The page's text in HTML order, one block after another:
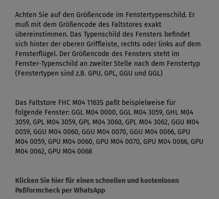
Achten Sie auf den Größencode im Fenstertypenschild. Er
muß mit dem Größencode des Faltstores exakt
übereinstimmen. Das Typenschild des Fensters befindet
sich hinter der oberen Griffleiste, rechts oder links auf dem
Fensterflügel. Der Größencode des Fensters steht im
Fenster-Typenschild an zweiter Stelle nach dem Fenstertyp
(Fenstertypen sind z.B. GPU, GPL, GGU und GGL)
Das Faltstore FHC M04 1163S paßt beispielweise für
folgende Fenster: GGL M04 0000, GGL M04 3059, GHL M04
3059, GPL M04 3059, GPL M04 3060, GPL M04 3062, GGU M04
0059, GGU M04 0060, GGU M04 0070, GGU M04 0066, GPU
M04 0059, GPU M04 0060, GPU M04 0070, GPU M04 0066, GPU
M04 0062, GPU M04 0068
Klicken Sie hier für einen schnellen und kostenlosen
Paßformcheck per WhatsApp